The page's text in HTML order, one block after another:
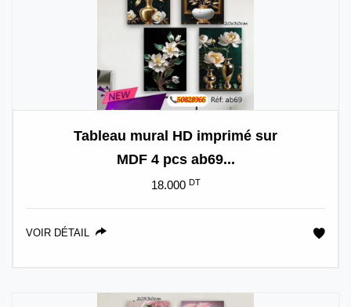
Tableau mural HD imprimé sur
MDF 4 pcs ab69...
18.000 DT
VOIR DÉTAIL